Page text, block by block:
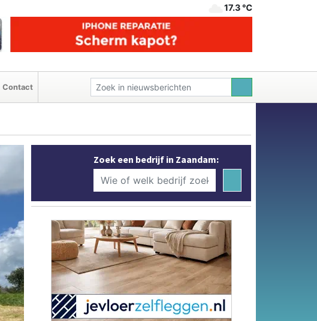
17.3 ℃
Contact
Zoek een bedrijf in Zaandam: